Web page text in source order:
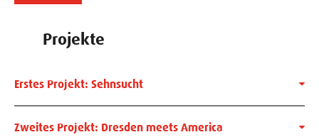
Projekte
Erstes Projekt: Sehnsucht
Zweites Projekt: Dresden meets America